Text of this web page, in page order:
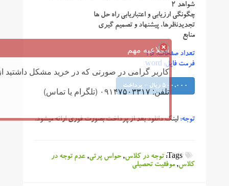
شواهد 2
چگونگی ارزیابی و اعتباریابی راه حل ها
تجدیدنظرها، پیشنهاد و تصمیم گیری
منابع
تعداد صفحات: 15
فرمت فایل: word
500,000 ریال – پرداخت
توجه: لینک دانلود بعد از پرداخت بصورت فوری ارائه میشود.
Tags: توجه در کلاس,حواس پرتی,عدم توجه در
کلاس,موفقیت تحصیلی
اطلاعیه مهم
کاربر گرامی در صورتی که در خرید مشکل داشتید
تلفن: ۰۹۱۴۷۵۰۳۳۱۷ (تلگرام یا تماس)